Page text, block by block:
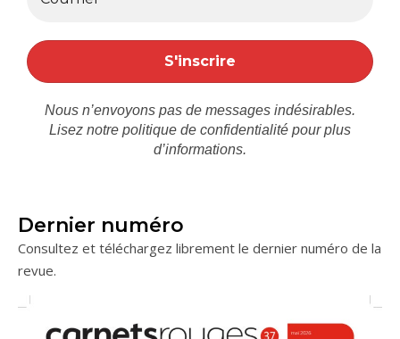
Nous n’envoyons pas de messages indésirables.
Lisez notre politique de confidentialité pour plus
d’informations.
Dernier numéro
Consultez et téléchargez librement le dernier numéro de la
revue.